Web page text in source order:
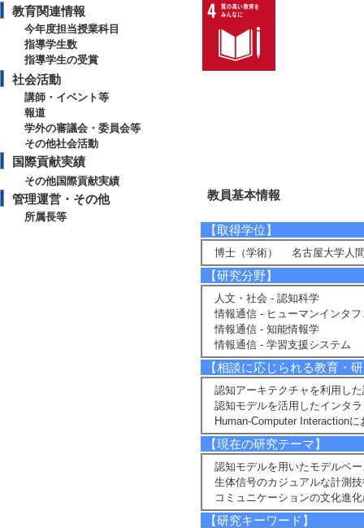
教育関連情報
今年度担当授業科目
指導学生数
指導学生の受賞
社会活動
講師・イベント等
報道
学外の審議会・委員会等
その他社会活動
国際貢献実績
その他国際貢献実績
管理運営・その他
所属長等
教員基本情報
【取得学位】
博士（学術） 名古屋大学人
【研究分野】
人文・社会 - 認知科学
情報通信 - ヒューマンインタ
情報通信 - 知能情報学
情報通信 - 学習支援システム
【相談に応じられる教育・
認知アーキテクチャを利用し
認知モデルを活用したインタ
Human-Computer Interaction
【現在の研究テーマ】
認知モデルを用いたモデルベ
生体信号のカジュアルな計測
コミュニケーションの文化進
【研究キーワード】